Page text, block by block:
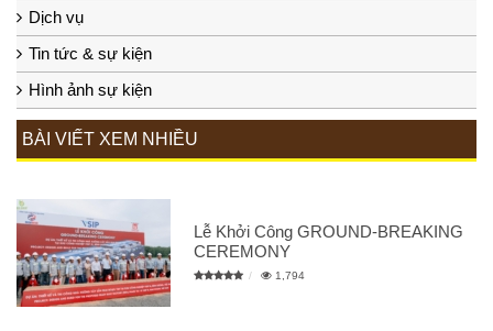
Dịch vụ
Tin tức & sự kiện
Hình ảnh sự kiện
BÀI VIẾT XEM NHIỀU
Lễ Khởi Công GROUND-BREAKING
CEREMONY
1,794